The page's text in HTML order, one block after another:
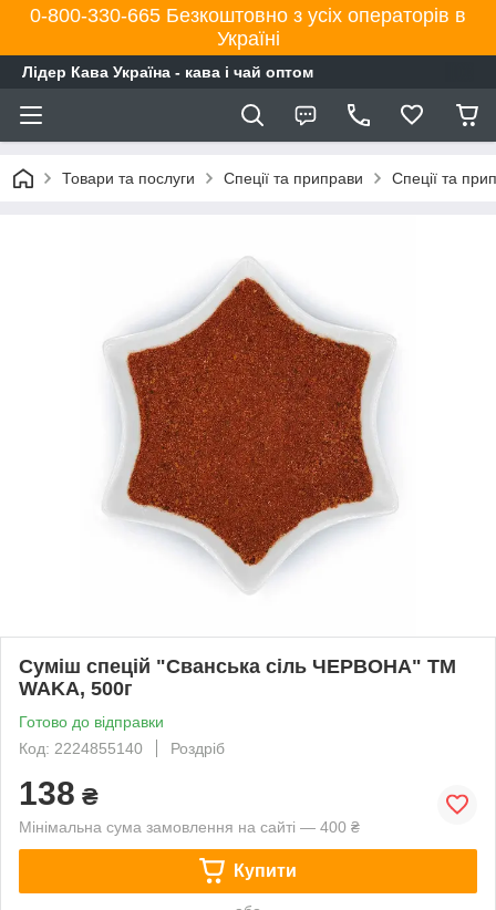
0-800-330-665 Безкоштовно з усіх операторів в
Україні
Лідер Кава Україна - кава і чай оптом
Товари та послуги Спеції та приправи Спеції та
Суміш спецій "Сванська сіль ЧЕРВОНА" TM
WAKA, 500г
Готово до відправки
Код: 2224855140
Роздріб
138 ₴
Мінімальна сума замовлення на сайті — 400 ₴
Купити